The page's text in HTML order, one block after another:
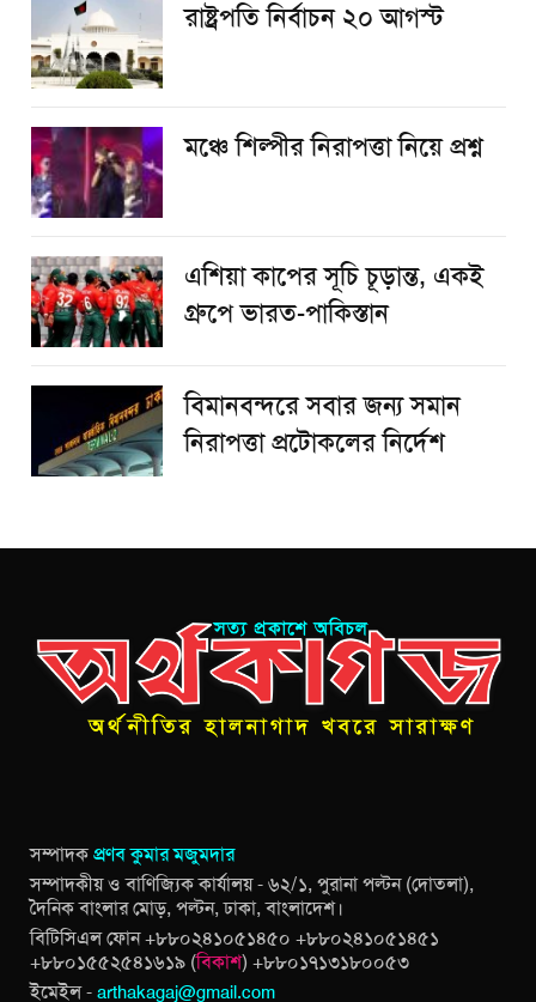
রাষ্ট্রপতি নির্বাচন ২০ আগস্ট
​মঞ্চে শিল্পীর নিরাপত্তা নিয়ে প্রশ্ন
এশিয়া কাপের সূচি চূড়ান্ত, একই
গ্রুপে ভারত-পাকিস্তান
বিমানবন্দরে সবার জন্য সমান
নিরাপত্তা প্রটোকলের নির্দেশ
সম্পাদকপ্রণব কুমার মজুমদার
সম্পাদকীয় ও বাণিজ্যিক কার্যালয় - ৬২/১, পুরানা পল্টন (দোতলা),
দৈনিক বাংলার মোড়, পল্টন, ঢাকা, বাংলাদেশ।
বিটিসিএল ফোন +৮৮০২৪১০৫১৪৫০ +৮৮০২৪১০৫১৪৫১
+৮৮০১৫৫২৫৪১৬১৯ (বিকাশ) +৮৮০১৭১৩১৮০০৫৩
ইমেইল - arthakagaj@gmail.com